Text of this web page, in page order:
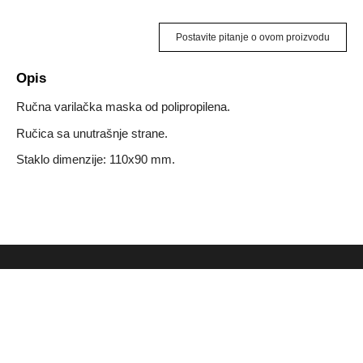
Postavite pitanje o ovom proizvodu
Opis
Ručna varilačka maska od polipropilena.
Ručica sa unutrašnje strane.
Staklo dimenzije: 110x90 mm.